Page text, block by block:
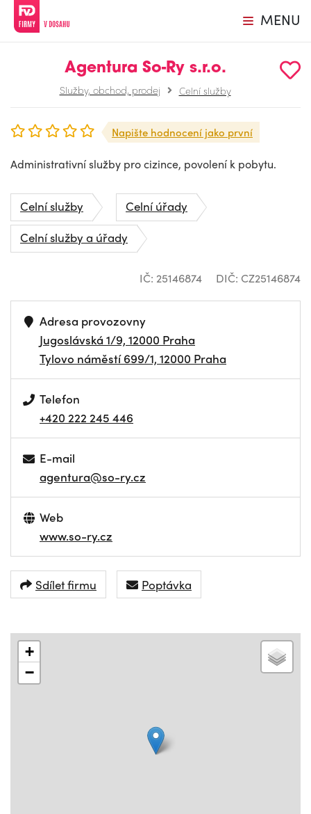
MENU
Agentura So-Ry s.r.o.
Služby, obchod, prodej Celní služby
Napište hodnocení jako první
Administrativní služby pro cizince, povolení k pobytu.
Celní služby
Celní úřady
Celní služby a úřady
IČ: 25146874 DIČ: CZ25146874
Adresa provozovny
Jugoslávská 1/9, 12000 Praha
Tylovo náměstí 699/1, 12000 Praha
Telefon
+420 222 245 446
E-mail
agentura@so-ry.cz
Web
www.so-ry.cz
Sdílet firmu Poptávka
+
−